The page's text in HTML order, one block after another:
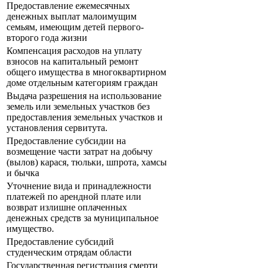
Предоставление ежемесячных
денежных выплат малоимущим
семьям, имеющим детей первого-
второго года жизни
Компенсация расходов на уплату
взносов на капитальный ремонт
общего имущества в многоквартирном
доме отдельным категориям граждан
Выдача разрешения на использование
земель или земельных участков без
предоставления земельных участков и
установления сервитута.
Предоставление субсидии на
возмещение части затрат на добычу
(вылов) карася, тюльки, шпрота, хамсы
и бычка
Уточнение вида и принадлежности
платежей по арендной плате или
возврат излишне оплаченных
денежных средств за муниципальное
имущество.
Предоставление субсидий
студенческим отрядам области
Государственная регистрация смерти